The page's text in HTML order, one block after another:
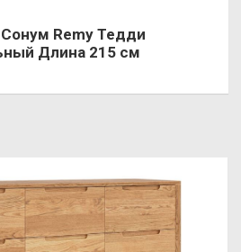
Remy Тедди
Длина 215 см